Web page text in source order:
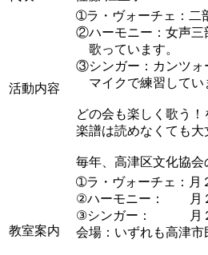
活動内容
➀ラ・ヴォーチェ：二
②ハーモニー：女声
歌っています。
③シンガー：カンツォ
マイクで練習してい
どの会も楽しく歌う
楽譜は読めなくても大
毎年、高津区文化協会
教室案内
➀ラ・ヴォーチェ：
②ハーモニー： 月
③シンガー： 月２
会場：いずれも高津